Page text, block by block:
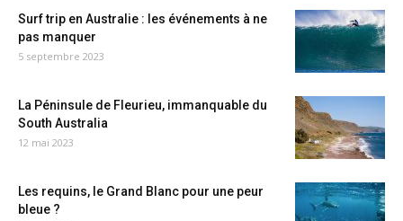
Surf trip en Australie : les événements à ne
pas manquer
5 septembre 2023
La Péninsule de Fleurieu, immanquable du
South Australia
12 mai 2023
Les requins, le Grand Blanc pour une peur
bleue ?